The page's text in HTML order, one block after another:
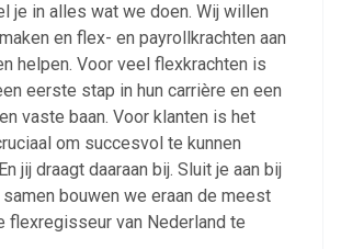
je in alles wat we doen. Wij willen
en flex- en payrollkrachten aan
helpen. Voor veel flexkrachten is
eerste stap in hun carrière en een
vaste baan. Voor klanten is het
om succesvol te kunnen
jij draagt daaraan bij. Sluit je aan bij
samen bouwen we eraan de meest
flexregisseur van Nederland te